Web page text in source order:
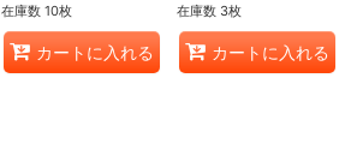
在庫数 10枚
カートに入れる
在庫数 3枚
カートに入れる